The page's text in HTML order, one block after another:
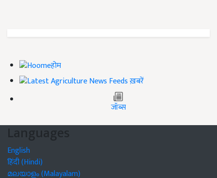
होम
ख़बरें
जॉब्स
Languages
English
हिंदी (Hindi)
മലയാളം (Malayalam)